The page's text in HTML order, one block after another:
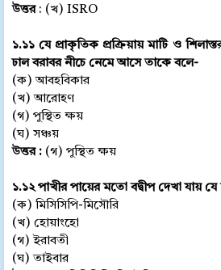
উত্তর : (খ) ISRO
১.১১ যে প্রাকৃতিক প্রক্রিয়ায় মাটি ও
ঢাল বরাবর নীচে নেমে আসে তাকে বলে-
(ক) আবহবিকার
(খ) আরোহণ
(গ) পুস্থিত ক্ষয়
(ঘ) সঞ্চয়
উত্তর : (গ) পুস্থিত ক্ষয়
১.১২ পাখীর পায়ের মতো বদ্বীপ দেখা যায়
(ক) মিসিসিপি-মিসৌরি
(খ) হোয়াংহো
(গ) ইরাবতী
(ঘ) তাইবার